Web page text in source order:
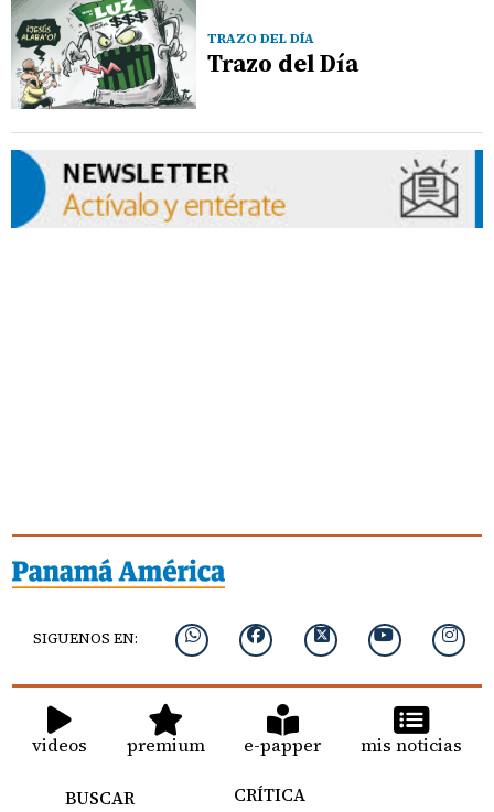
TRAZO DEL DÍA
Trazo del Día
SIGUENOS EN:
videos premium e-papper mis noticias
BUSCAR
CRÍTICA